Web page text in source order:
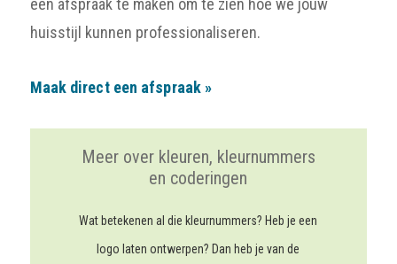
huisstijl kunnen professionaliseren.
Maak direct een afspraak »
Meer over kleuren, kleurnummers
en coderingen
Wat betekenen al die kleurnummers? Heb je een
logo laten ontwerpen? Dan heb je van de